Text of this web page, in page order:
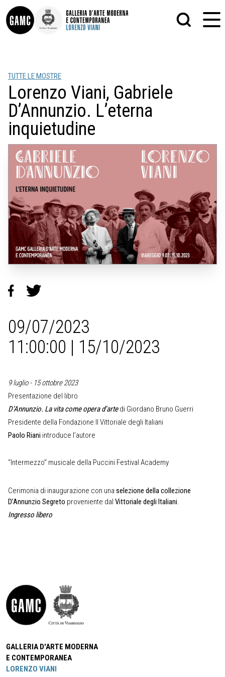
INFO
CONTATTI
DIDATTICA
SHOP
LE COLLEZIONI
GLI AUTORI
LORENZO VIANI
MOSTRE
EVENTI
PALAZZO DELLE MUSE
PITTURA
SCULTURA
STAMPA
ALTRO
TUTTE LE MOSTRE
Lorenzo Viani, Gabriele
D’Annunzio. L’eterna
inquietudine
09/07/2023
11:00:00 | 15/10/2023
9 luglio - 15 ottobre 2023
Presentazione del libro
D’Annunzio. La vita come opera d’artedi Giordano Bruno Guerri
Presidente della Fondazione Il Vittoriale degli Italiani
Paolo Riani introduce l’autore
“Intermezzo” musicale della Puccini Festival Academy
Cerimonia di inaugurazione con una selezione della collezione
D’Annunzio Segreto proveniente dal Vittoriale degli Italiani.
Ingresso libero
GALLERIA D'ARTE MODERNA
E CONTEMPORANEA
LORENZO VIANI